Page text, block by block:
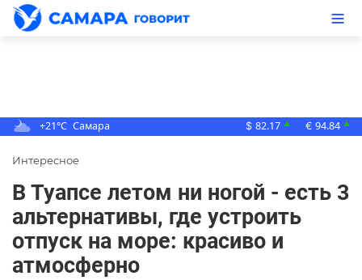
+21°C Самара $ 82.17 ▲ € 94.84 ▲
Интересное
В Туапсе летом ни ногой - есть 3
альтернативы, где устроить
отпуск на море: красиво и
атмосферно